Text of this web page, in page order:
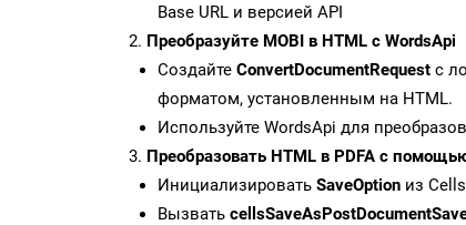
Base URL и версией API
Преобразуйте MOBI в HTML с WordsApi
Создайте ConvertDocumentRequest с
форматом, установленным на HTML.
Используйте WordsApi для
Преобразовать HTML в PDFA с
Инициализировать SaveOption из
Вызвать